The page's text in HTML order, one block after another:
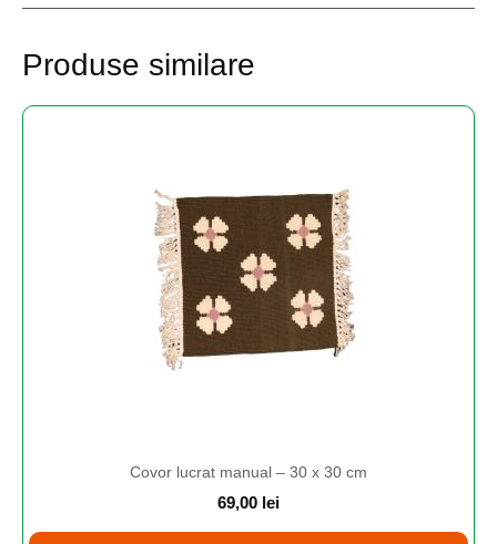
Produse similare
Covor lucrat manual – 30 x 30 cm
69,00 lei